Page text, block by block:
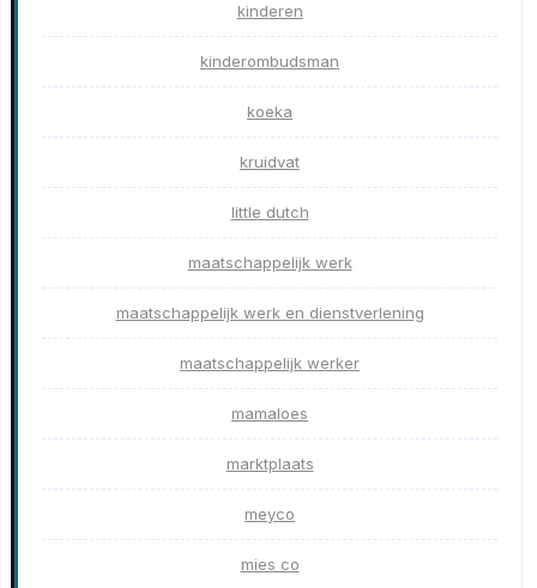
kinderen
kinderombudsman
koeka
kruidvat
little dutch
maatschappelijk werk
maatschappelijk werk en dienstverlening
maatschappelijk werker
mamaloes
marktplaats
meyco
mies co